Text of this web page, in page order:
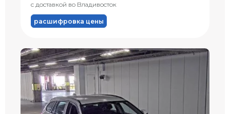
с доставкой во Владивосток
расшифровка цены